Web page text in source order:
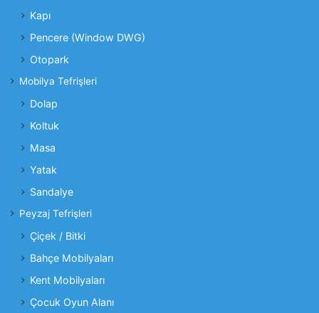
Kapı
Pencere (Window DWG)
Otopark
Mobilya Tefrişleri
Dolap
Koltuk
Masa
Yatak
Sandalye
Peyzaj Tefrişleri
Çiçek / Bitki
Bahçe Mobilyaları
Kent Mobilyaları
Çocuk Oyun Alanı